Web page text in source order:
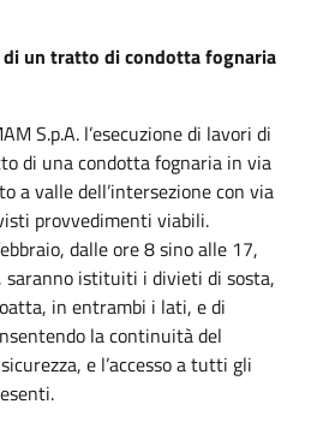
di un tratto di condotta fognaria
S.p.A. l’esecuzione di lavori di
di una condotta fognaria in via
a valle dell’intersezione con via
provvedimenti viabili.
dalle ore 8 sino alle 17,
saranno istituiti i divieti di sosta,
in entrambi i lati, e di
la continuità del
e l’accesso a tutti gli